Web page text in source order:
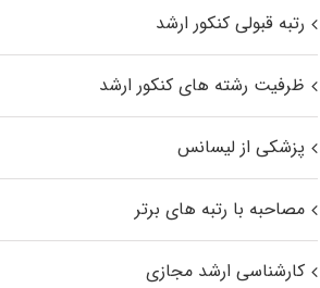
رتبه قبولی کنکور ارشد
ظرفیت رشته های کنکور ارشد
پزشکی از لیسانس
مصاحبه با رتبه های برتر
کارشناسی ارشد مجازی